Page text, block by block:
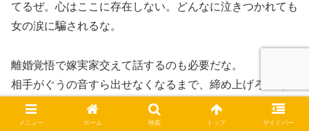
てるぜ。心はここに存在しない。どんなに泣きつかれても
女の涙に騙されるな。
離婚覚悟で嫁実家交えて話するのも必要だな。
相手がぐうの音すら出せなくなるまで、締め上げろ。それ
には弁護士が必要だ。
メニュー ホーム 検索 トップ サイドバー